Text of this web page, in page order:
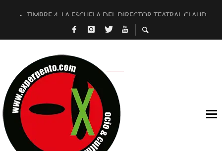
TIMBRE 4, LA ESCUELA DEL DIRECTOR TEATRAL CLAUDIO
30 AÑOS (NO ES NADA) DE LA KATARSIS DEL TOMATAZO
D’BALDOMEROS REINVENTAN [BITÁCORA 3.0] EN EXVITA
MARSHALL FLASH PRESENTA EN EXVITA [RELATIVA
JOFRE BARDAGÍ EN EXVITA INTERPRETANDO A SERRAT
YORCH PRESENTA [CURSO DE ARMONÍA PERSECUTORIA]
MAGALÍ SARE NOS EXPLICA [DESCASADA]